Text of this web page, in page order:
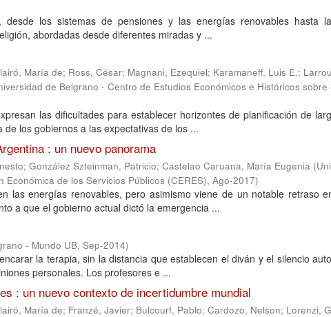
los sistemas de pensiones y las energías renovables hasta
abordadas desde diferentes miradas y ...
María de; Ross, César; Magnani, Ezequiel; Karamaneff, Luis E.;
de Belgrano - Centro de Estudios Económicos e Históricos sobre
las dificultades para establecer horizontes de planificación de
los gobiernos a las expectativas de los ...
: un nuevo panorama
; González Szteinman, Patricio; Castelao Caruana, María Eugenia (
de los Servicios Públicos (CERES), Ago-2017)
las energías renovables, pero asimismo viene de un notable retraso
a que el gobierno actual dictó la emergencia ...
- Mundo UB, Sep-2014)
la terapia, sin la distancia que establecen el diván y el silencio
personales. Los profesores e ...
: un nuevo contexto de incertidumbre mundial
María de; Franzé, Javier; Bulcourf, Pablo; Cardozo, Nelson; Lorenzi,